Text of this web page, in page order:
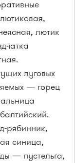
лютик
луговых
— горец
рябинник,
синица,
— пустельга,